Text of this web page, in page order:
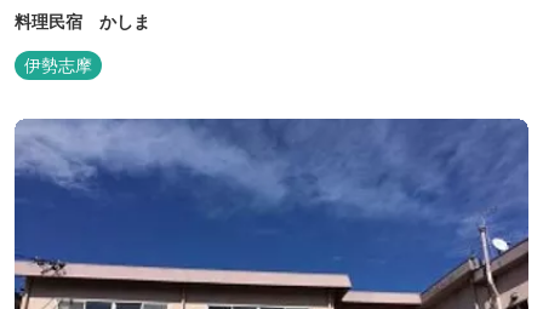
料理民宿 かしま
伊勢志摩